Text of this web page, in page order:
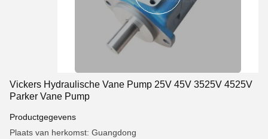
Vickers Hydraulische Vane Pump 25V 45V 3525V 4525V
Parker Vane Pump
Productgegevens
Plaats van herkomst: Guangdong